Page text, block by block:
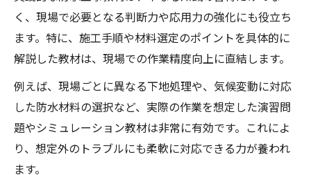
く、現場で必要となる判断力や応用力の強化にも役立ち
ます。特に、施工手順や材料選定のポイントを具体的に
解説した教材は、現場での作業精度向上に直結します。
例えば、現場ごとに異なる下地処理や、気候変動に対応
した防水材料の選択など、実際の作業を想定した演習問
題やシミュレーション教材は非常に有効です。これによ
り、想定外のトラブルにも柔軟に対応できる力が養われ
ます。